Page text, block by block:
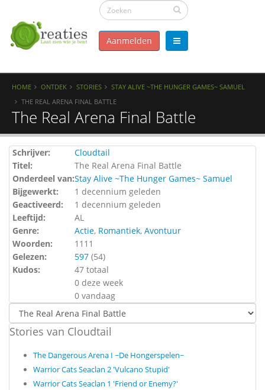
Aanmelden
HOME ONTDEK STORIES
STAY ALIVE ~THE HUNGER GAMES~ SAMUEL
THE REAL ARENA FINAL BATTLE
The Real Arena Final Battle
Schrijver:
Cloudtail
Titel:
The Real Arena Final Battle
Onderdeel van:Stay Alive ~The Hunger Games~ Samuel
Bijgewerkt:
1 decennium geleden
Geactiveerd:
1 decennium geleden
Leeftijd:
AL
Genre:
Actie, Romantiek, Avontuur
Woorden:
1111
Gelezen:
597 (54)
Kudos:
47 totaal
0 deze week
0 vandaag
Stories van Cloudtail
The Dangerous Arena I ~De Hongerspelen~
Warrior Cats Seaclan 2 'Vulcano Stupid'
Warrior Cats Seaclan 1 'Friend or Enemy?'